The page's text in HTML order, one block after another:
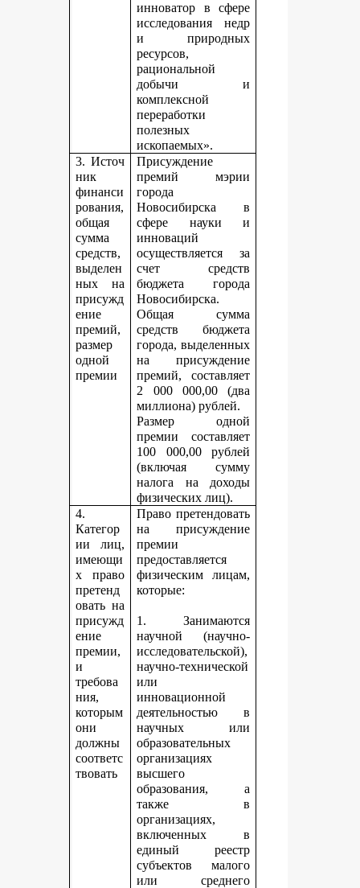
инноватор в сфере
исследования недр
и природных
ресурсов,
рациональной
добычи и
комплексной
переработки
полезных
ископаемых».
3. Источ
ник
финанси
рования,
общая
сумма
средств,
выделен
ных на
присужд
ение
премий,
размер
одной
премии
Присуждение
премий мэрии
города
Новосибирска в
сфере науки и
инноваций
осуществляется за
счет средств
бюджета города
Новосибирска.
Общая сумма
средств бюджета
города, выделенных
на присуждение
премий, составляет
2 000 000,00 (два
миллиона) рублей.
Размер одной
премии составляет
100 000,00 рублей
(включая сумму
налога на доходы
физических лиц).
4.
Категор
ии лиц,
имеющи
х право
претенд
овать на
присужд
ение
премии,
и
требова
ния,
которым
они
должны
соответс
твовать
Право претендовать
на присуждение
премии
предоставляется
физическим лицам,
которые:
1. Занимаются
научной (научно-
исследовательской),
научно-технической
или
инновационной
деятельностью в
научных или
образовательных
организациях
высшего
образования, а
также в
организациях,
включенных в
единый реестр
субъектов малого
или среднего